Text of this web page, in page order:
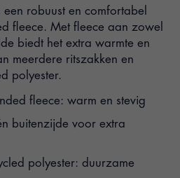
een robuust en comfortabel
fleece. Met fleece aan zowel
biedt het extra warmte en
meerdere ritszakken en
polyester.
fleece: warm en stevig
buitenzijde voor extra
polyester: duurzame